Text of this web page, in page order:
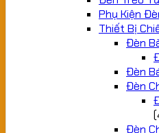
Phụ Kiện
Thiết Bị
Đèn
Đèn
Đèn
Đèn